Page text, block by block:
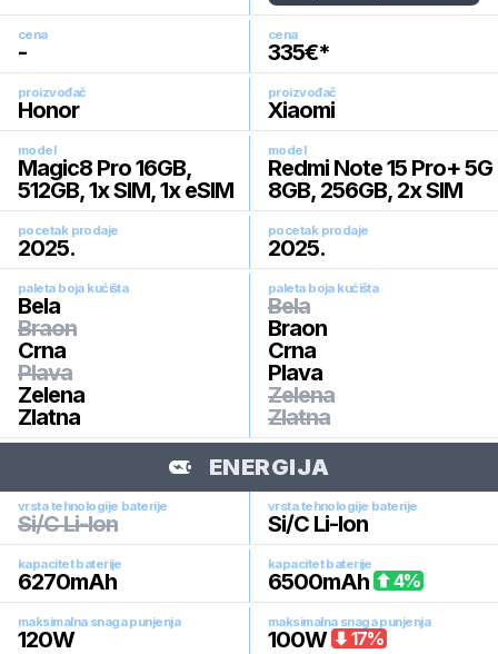
cena
-
cena
335€*
proizvođač
Honor
proizvođač
Xiaomi
model
Magic8 Pro 16GB,
512GB, 1x SIM, 1x eSIM
model
Redmi Note 15 Pro+ 5G
8GB, 256GB, 2x SIM
pocetak prodaje
2025.
pocetak prodaje
2025.
paleta boja kućišta
Bela
Braon
Crna
Plava
Zelena
Zlatna
paleta boja kućišta
Bela
Braon
Crna
Plava
Zelena
Zlatna
ENERGIJA
vrsta tehnologije baterije
Si/C Li-Ion
vrsta tehnologije baterije
Si/C Li-Ion
kapacitet baterije
6270mAh
kapacitet baterije
6500mAh 4%
maksimalna snaga punjenja
120W
maksimalna snaga punjenja
100W 17%